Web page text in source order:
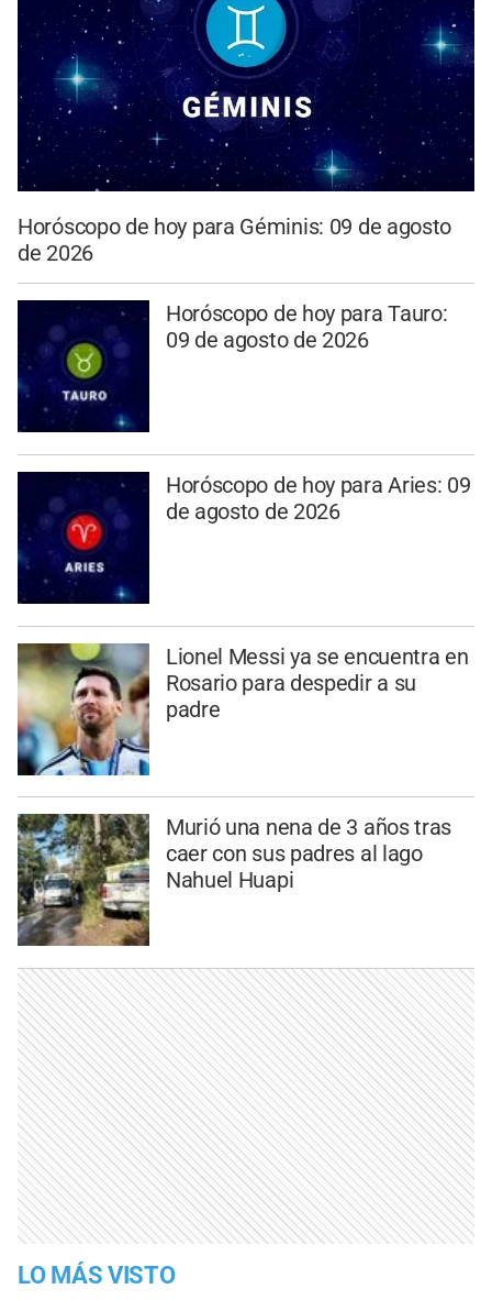
Horóscopo de hoy para Géminis: 09 de agosto
de 2026
Horóscopo de hoy para Tauro:
09 de agosto de 2026
Horóscopo de hoy para Aries: 09
de agosto de 2026
Lionel Messi ya se encuentra en
Rosario para despedir a su
padre
Murió una nena de 3 años tras
caer con sus padres al lago
Nahuel Huapi
LO MÁS VISTO